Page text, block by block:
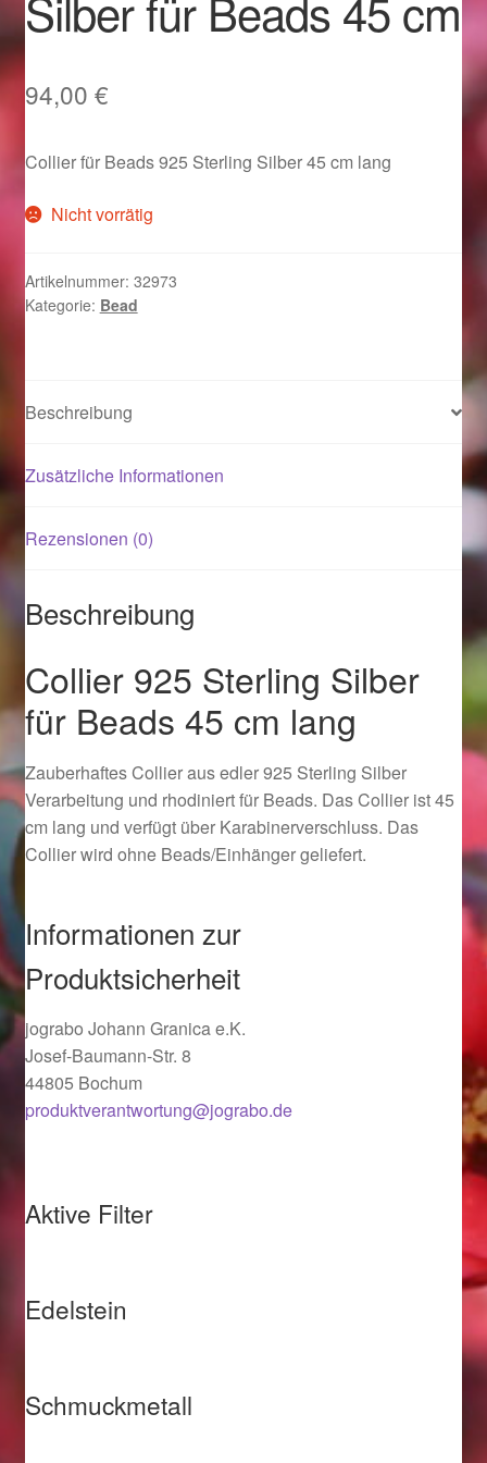
Im Gedenken an
Impressum
Kasse
Magisches und Festliches zu Halloween
Magisches und Festliches zu Halloween
Magisches und Festliches zu Halloween 2021
Magisches und Festliches zu Halloween 2022
Logout
Ostergeschenke finden für Ostern 2015
Ostergeschenke finden für Ostern 2016
Ostergeschenke finden für Ostern 2018
Ostergeschenke finden für Ostern 2020
Ostergeschenke finden für Ostern 2021
Startseite
94,00 €
Collier für Beads 925 Sterling Silber 45 cm lang
Nicht vorrätig
Artikelnummer: 32973
Kategorie: Bead
Beschreibung
Zusätzliche Informationen
Rezensionen (0)
Beschreibung
Collier 925 Sterling Silber
für Beads 45 cm lang
Zauberhaftes Collier aus edler 925 Sterling Silber
Verarbeitung und rhodiniert für Beads. Das Collier ist 45
cm lang und verfügt über Karabinerverschluss. Das
Collier wird ohne Beads/Einhänger geliefert.
Informationen zur
Produktsicherheit
jograbo Johann Granica e.K.
Josef-Baumann-Str. 8
44805 Bochum
produktverantwortung@jograbo.de
Aktive Filter
Edelstein
Schmuckmetall